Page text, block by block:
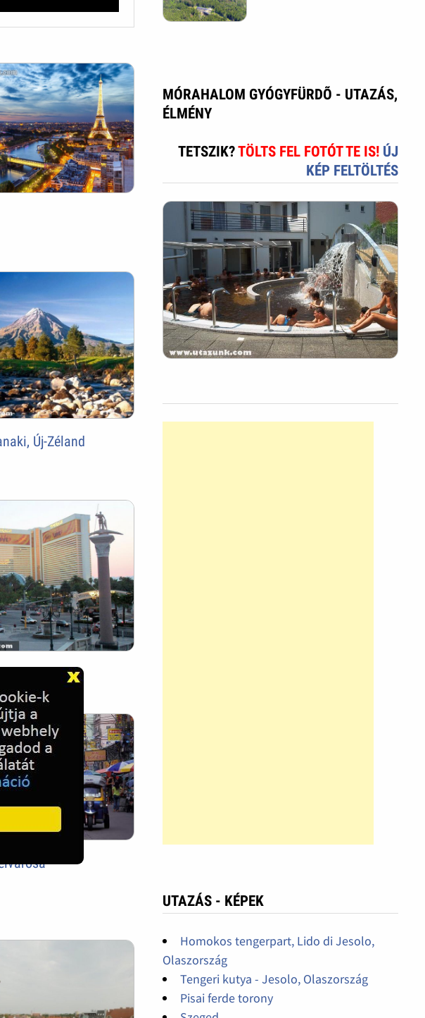
Új-Zéland
MÓRAHALOM GYÓGYFÜRDÕ - UTAZÁS,
ÉLMÉNY
TETSZIK?TÖLTS FEL FOTÓT TE IS! ÚJ
KÉP FELTÖLTÉS
UTAZÁS - KÉPEK
Homokos tengerpart, Lido di Jesolo,
Olaszország
Tengeri kutya - Jesolo, Olaszország
Pisai ferde torony